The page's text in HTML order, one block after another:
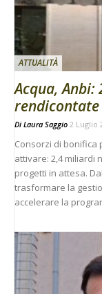
ATTUALITÀ
Acqua,
rendicontate
Di Laura Saggio 2 Luglio
Consorzi di bonifica
attivare: 2,4 miliardi
progetti in attesa.
trasformare la
accelerare la